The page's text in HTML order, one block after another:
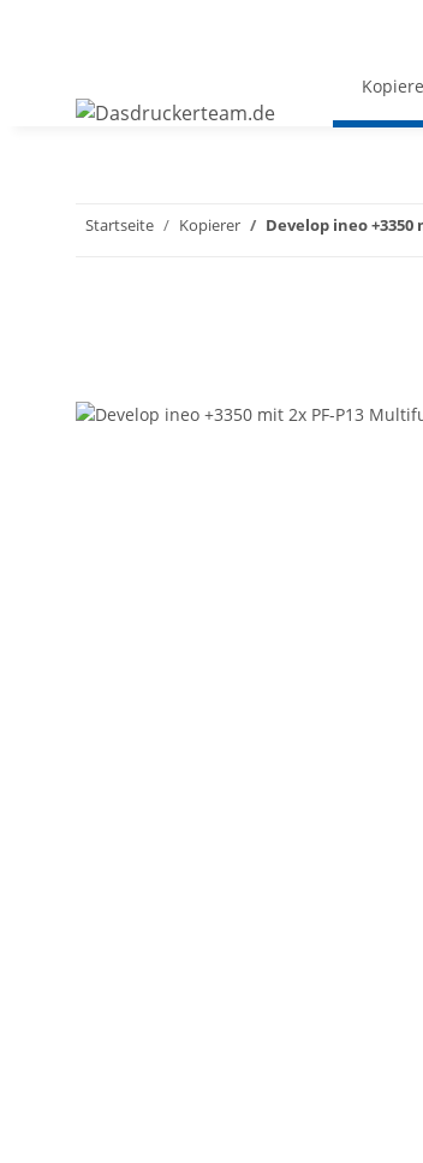
Startseite Kopierer Develop ineo